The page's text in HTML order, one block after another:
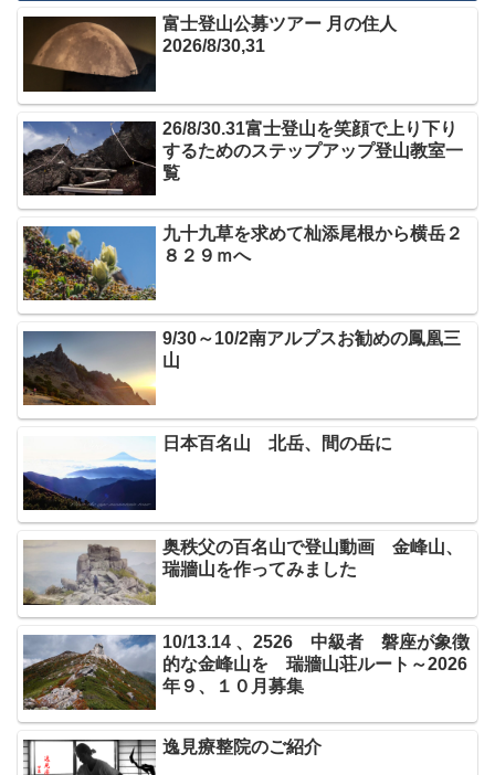
富士登山公募ツアー 月の住人
2026/8/30,31
26/8/30.31富士登山を笑顔で上り下り
するためのステップアップ登山教室一
覧
九十九草を求めて杣添尾根から横岳２
８２９ｍへ
9/30～10/2南アルプスお勧めの鳳凰三
山
日本百名山 北岳、間の岳に
奥秩父の百名山で登山動画 金峰山、
瑞牆山を作ってみました
10/13.14 、2526 中級者 磐座が象徴
的な金峰山を 瑞牆山荘ルート～2026
年９、１０月募集
逸見療整院のご紹介